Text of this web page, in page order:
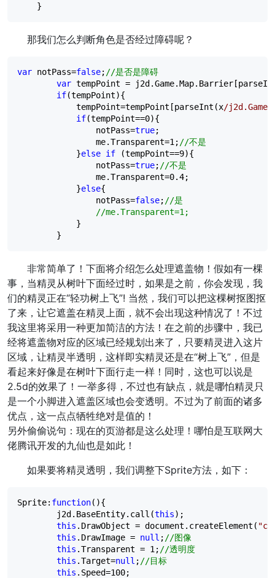
    }
那我们怎么判断角色是否经过障碍呢？
var notPass=false; //是否是障碍
var tempPoint =
if(tempPoint){
            tempPoint
=tempPoint[parseInt(x/
if(tempPoint==0){
                notPass
=true;
                me.Transparent
=1 ; //不是
            }
else if (tempPoint==9){
                notPass
=true; //不是
                me.Transparent
=0.4;
            }
else{
                notPass
=false; //是
//me.Transparent=1;
            }
        }
非常简单了！下面将介绍怎么处理遮盖物！假如有一棵
事，当精灵从树叶下面经过时，如果是之前，你会发现，我
们的精灵正在“轻功树上飞”! 当然，我们可以把这棵树抠图抠
了来，让它遮盖在精灵上面，就不会出现这种情况了！不过
我这里将采用一种更加简洁的方法！在之前的步骤中，我已
经将遮盖物对应的区域已经规划出来了，只要精灵进入这片
区域，让精灵半透明，这样即实精灵还是在“树上飞”，但是
看起来好像是在树叶下面行走一样！同时，这也可以说是
2.5d的效果了！一举多得，不过也有缺点，就是哪怕精灵只
是一个小脚进入遮盖区域也会变透明。不过为了前面的诸多
优点，这一点点牺牲绝对是值的！
另外偷偷说句：现在的页游都是这么处理！哪怕是互联网大
佬腾讯开发的九仙也是如此！
如果要将精灵透明，我们调整下Sprite方法，如下：
Sprite: function(){
        j2d.BaseEntity.call(
this);
this .DrawObject = document.createElement( "
this .DrawImage = null ; //图像
this .Transparent = 1 ; //透明度
this .Target=null ; //目标
this .Speed=100;